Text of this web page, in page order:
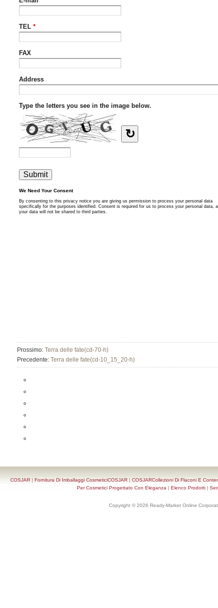
Prossimo: Terra delle fate(cd-70-h)
Precedente: Terra delle fate(cd-10_15_20-h)
COSJAR | Fornitura Di Imballaggi CosmeticiCOSJAR | COSJARCollezioni Di Flaconi E
Per Cosmetici Progettato Con Eleganza | Elenco Prodotti|
Copyright © 2026 Ready-Market Online